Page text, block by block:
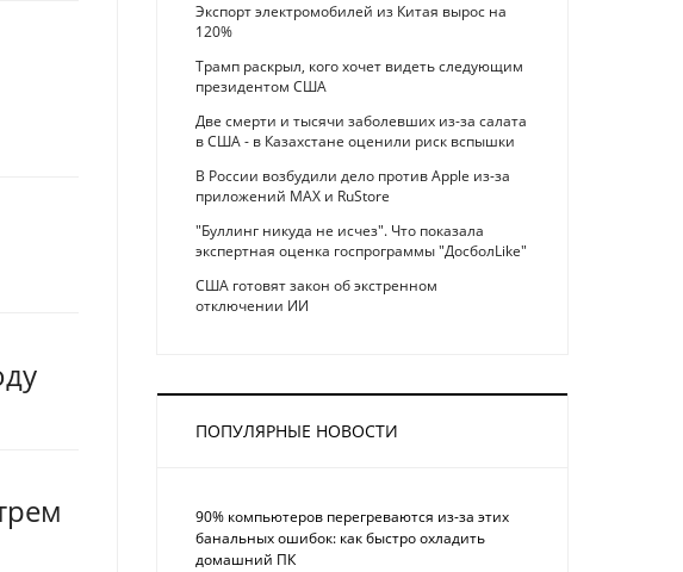
Экспорт электромобилей из Китая вырос на
120%
Трамп раскрыл, кого хочет видеть следующим
президентом США
Две смерти и тысячи заболевших из-за салата
в США - в Казахстане оценили риск вспышки
В России возбудили дело против Apple из-за
приложений MAX и RuStore
"Буллинг никуда не исчез". Что показала
экспертная оценка госпрограммы "ДосболLike"
США готовят закон об экстренном
отключении ИИ
ПОПУЛЯРНЫЕ НОВОСТИ
90% компьютеров перегреваются из-за этих
банальных ошибок: как быстро охладить
домашний ПК